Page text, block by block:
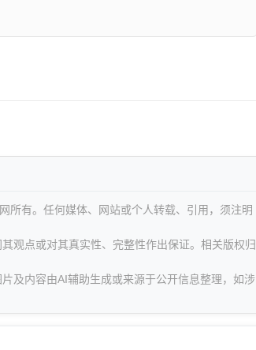
所有。任何媒体、网站或个人转载、引用，须注明
观点或对其真实性、完整性作出保证。相关版权归
及内容由AI辅助生成或来源于公开信息整理，如涉